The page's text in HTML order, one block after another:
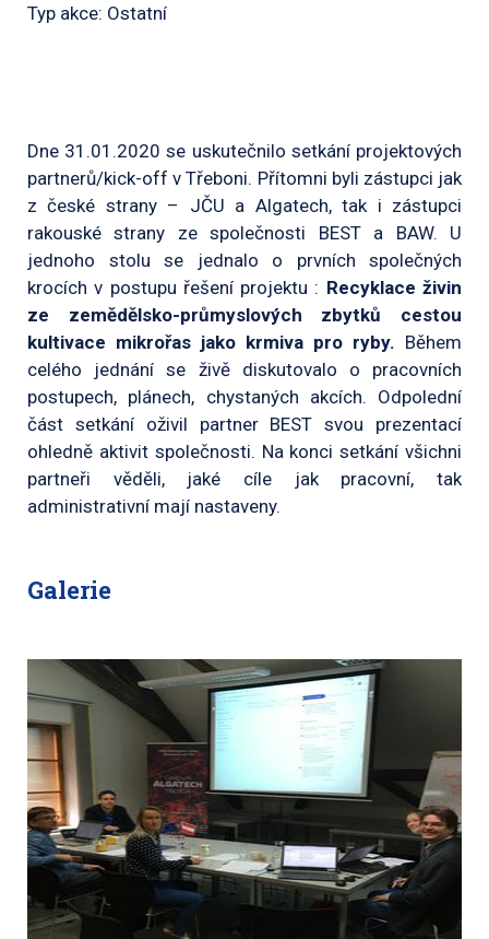
Typ akce: Ostatní
Dne 31.01.2020 se uskutečnilo setkání projektových
partnerů/kick-off v Třeboni. Přítomni byli zástupci jak
z české strany – JČU a Algatech, tak i zástupci
rakouské strany ze společnosti BEST a BAW. U
jednoho stolu se jednalo o prvních společných
krocích v postupu řešení projektu : Recyklace živin
ze zemědělsko-průmyslových zbytků cestou
kultivace mikrořas jako krmiva pro ryby. Během
celého jednání se živě diskutovalo o pracovních
postupech, plánech, chystaných akcích. Odpolední
část setkání oživil partner BEST svou prezentací
ohledně aktivit společnosti. Na konci setkání všichni
partneři věděli, jaké cíle jak pracovní, tak
administrativní mají nastaveny.
Galerie